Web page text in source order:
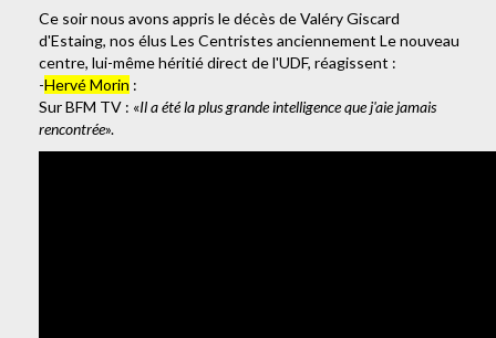
Ce soir nous avons appris le décès de Valéry Giscard
d'Estaing, nos élus Les Centristes anciennement Le nouveau
centre, lui-même héritié direct de l'UDF, réagissent :
-Hervé Morin :
Sur BFM TV : «Il a été la plus grande intelligence que j'aie jamais
rencontrée».